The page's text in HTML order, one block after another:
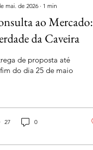
mai. de 2026 ∙ 1 min
ao Mercado:
da Caveira
de proposta até
do dia 25 de maio
27 0